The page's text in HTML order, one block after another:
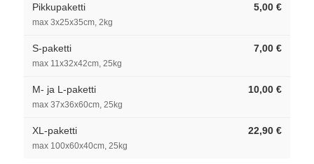
Pikkupaketti
max 3x25x35cm, 2kg
5,00 €
S-paketti
max 11x32x42cm, 25kg
7,00 €
M- ja L-paketti
max 37x36x60cm, 25kg
10,00 €
XL-paketti
max 100x60x40cm, 25kg
22,90 €